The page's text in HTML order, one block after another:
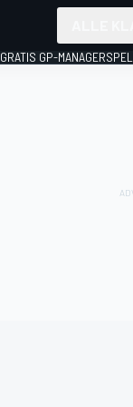
GRATIS GP-MANAGERSPEL